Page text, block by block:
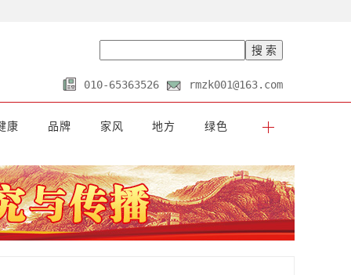
010-65363526 rmzk001@163.com
康 品牌 家风 地方 绿色